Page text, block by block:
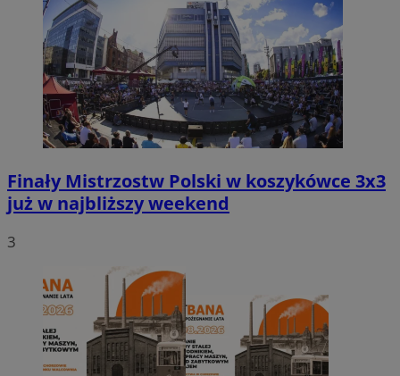
Finały Mistrzostw Polski w koszykówce 3x3
już w najbliższy weekend
3